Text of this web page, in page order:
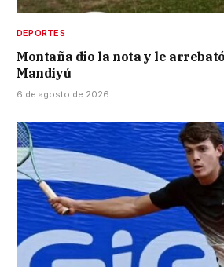
DEPORTES
Montaña dio la nota y le
Mandiyú
6 de agosto de 2026